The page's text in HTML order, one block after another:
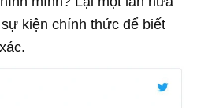
kiện chính thức để biết